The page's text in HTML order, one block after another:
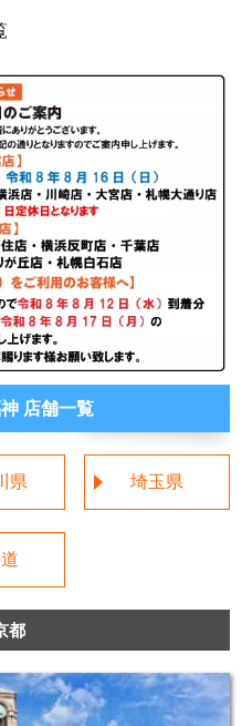
どこでも同じ査定方法、
でお気軽にご来店・お問い
店舗一覧
県 埼玉県
都